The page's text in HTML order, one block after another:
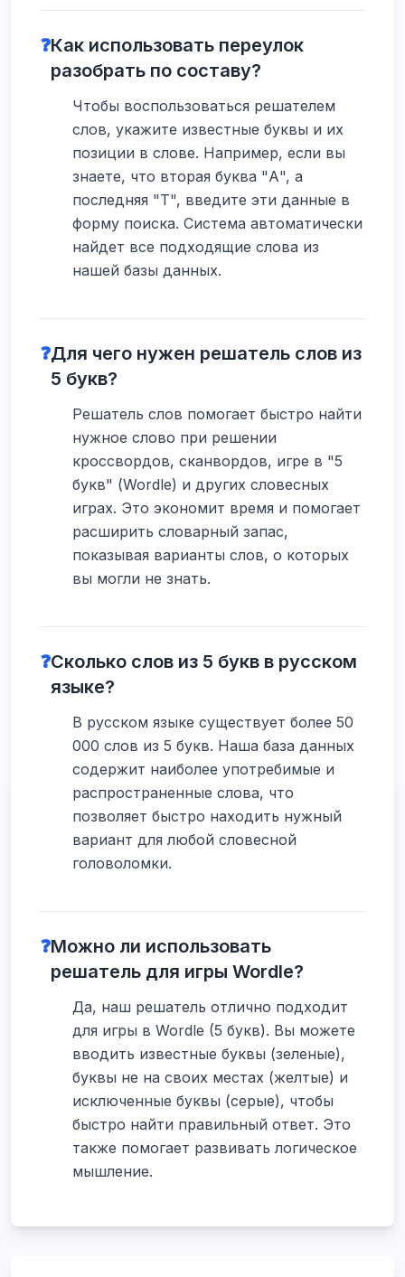
❓Как использовать переулок
разобрать по составу?
Чтобы воспользоваться решателем
слов, укажите известные буквы и их
позиции в слове. Например, если вы
знаете, что вторая буква "А", а
последняя "Т", введите эти данные в
форму поиска. Система автоматически
найдет все подходящие слова из
нашей базы данных.
❓Для чего нужен решатель слов из
5 букв?
Решатель слов помогает быстро найти
нужное слово при решении
кроссвордов, сканвордов, игре в "5
букв" (Wordle) и других словесных
играх. Это экономит время и помогает
расширить словарный запас,
показывая варианты слов, о которых
вы могли не знать.
❓Сколько слов из 5 букв в русском
языке?
В русском языке существует более 50
000 слов из 5 букв. Наша база данных
содержит наиболее употребимые и
распространенные слова, что
позволяет быстро находить нужный
вариант для любой словесной
головоломки.
❓Можно ли использовать
решатель для игры Wordle?
Да, наш решатель отлично подходит
для игры в Wordle (5 букв). Вы можете
вводить известные буквы (зеленые),
буквы не на своих местах (желтые) и
исключенные буквы (серые), чтобы
быстро найти правильный ответ. Это
также помогает развивать логическое
мышление.